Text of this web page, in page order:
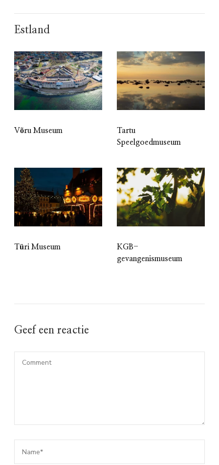
Estland
Võru Museum
Tartu
Speelgoedmuseum
Türi Museum
KGB-
gevangenismuseum
Geef een reactie